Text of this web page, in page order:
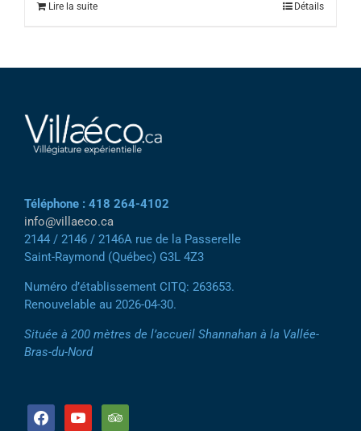
Lire la suite Détails
Téléphone : 418 264-4102
info@villaeco.ca
2144 / 2146 / 2146A rue de la Passerelle
Saint-Raymond (Québec) G3L 4Z3
Numéro d’établissement CITQ: 263653.
Renouvelable au 2026-04-30.
Située à 200 mètres de l’accueil Shannahan à la Vallée-
Bras-du-Nord
facebookyoutube tripadvisor